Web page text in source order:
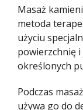
Masaż
metoda
użyciu
powierzchnię
określonych
Podczas
używa go do